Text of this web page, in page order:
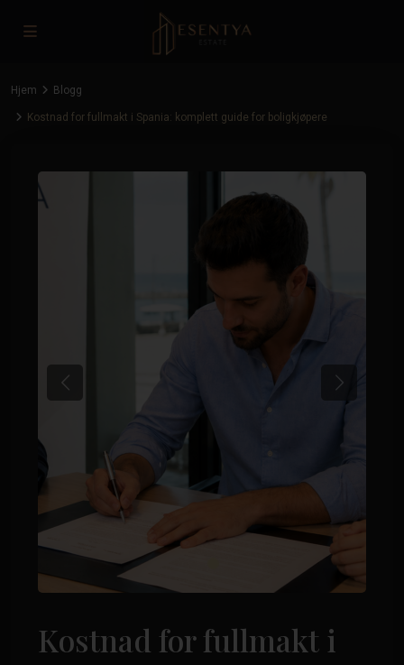
Hjem Blogg
Kostnad for fullmakt i Spania: komplett guide for boligkjøpere
Previous Next
Kostnad for fullmakt i